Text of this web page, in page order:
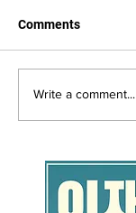
Comments
Write a comment...